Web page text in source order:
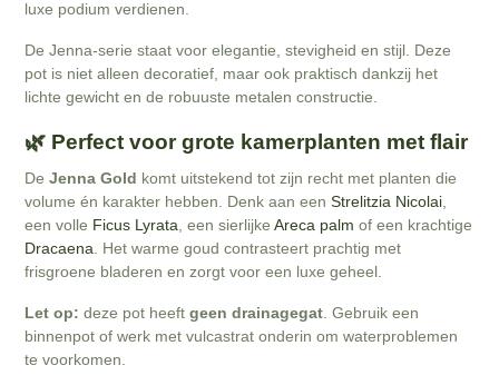
luxe podium verdienen.
De Jenna-serie staat voor elegantie, stevigheid en stijl. Deze
pot is niet alleen decoratief, maar ook praktisch dankzij het
lichte gewicht en de robuuste metalen constructie.
🌿 Perfect voor grote kamerplanten met flair
DeJenna Gold komt uitstekend tot zijn recht met planten die
volume én karakter hebben. Denk aan eenStrelitzia Nicolai,
een volle Ficus Lyrata, een sierlijkeAreca palm of een krachtige
Dracaena. Het warme goud contrasteert prachtig met
frisgroene bladeren en zorgt voor een luxe geheel.
Let op: deze pot heeftgeen drainagegat. Gebruik een
binnenpot of werk met vulcastrat onderin om waterproblemen
te voorkomen.